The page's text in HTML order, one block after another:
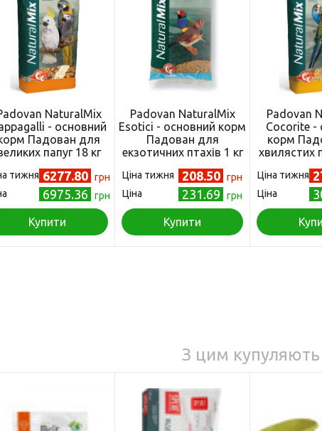
NaturalMix
- основний
Падован для
папуг 18 кг
тижня 6277.80 грн
6975.36 грн
Купити
Padovan NaturalMix
Esotici - основний корм
Падован для
екзотичних птахів 1 кг
Ціна тижня 208.50 грн
Ціна
231.69 грн
Купити
Padovan
Cocorite -
корм
хвилястих
Ціна тижня
Ціна
З цим купуляють